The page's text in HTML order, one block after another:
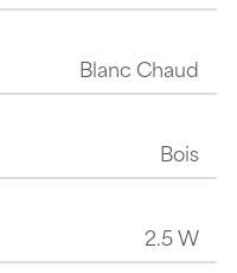
Blanc Chaud
Bois
2.5 W